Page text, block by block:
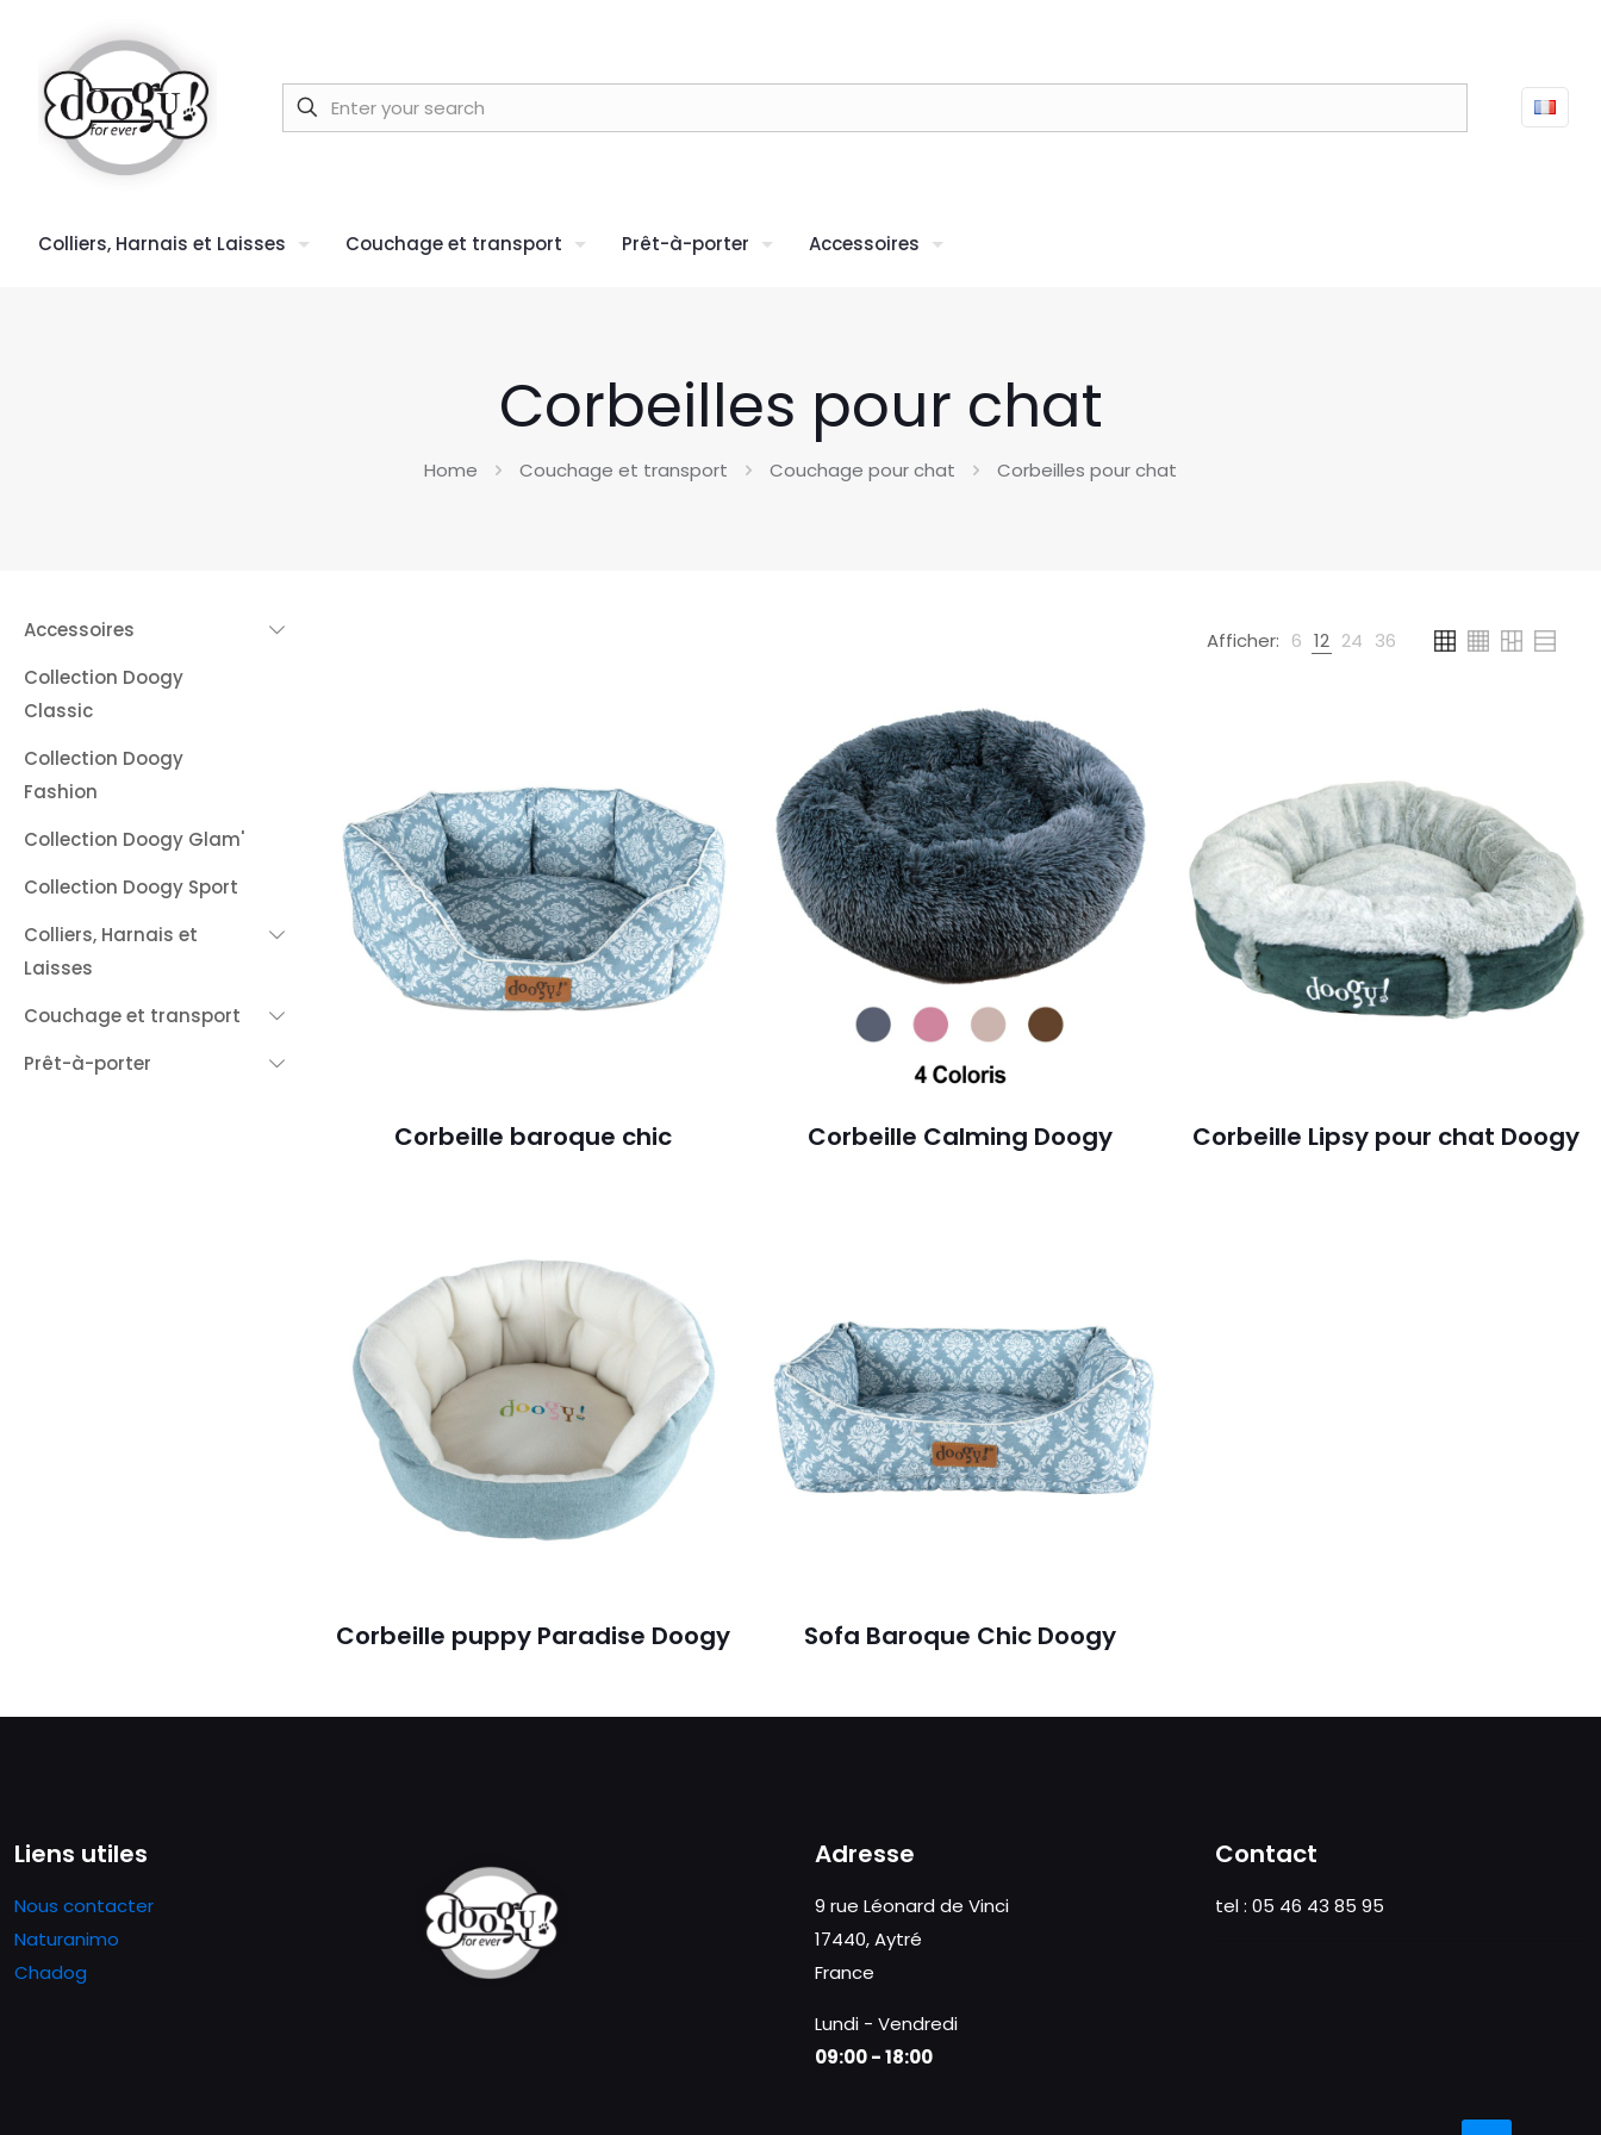
Colliers, Harnais et Laisses Couchage et transport Prêt-à-porter Accessoires
Corbeilles pour chat
Home Couchage et transport Couchage pour chat Corbeilles pour chat
Afficher: 6 12 24 36
Corbeille baroque chic Corbeille Calming Doogy Corbeille Lipsy pour chat Doogy
Corbeille puppy Paradise Doogy Sofa Baroque Chic Doogy
Accessoires
Collection Doogy
Classic
Collection Doogy
Fashion
Collection Doogy Glam'
Collection Doogy Sport
Colliers, Harnais et
Laisses
Couchage et transport
Prêt-à-porter
Liens utiles
Nous contacter
Naturanimo
Chadog
Adresse
9 rue Léonard de Vinci
17440, Aytré
France
Lundi - Vendredi
09:00 - 18:00
Contact
tel : 05 46 43 85 95